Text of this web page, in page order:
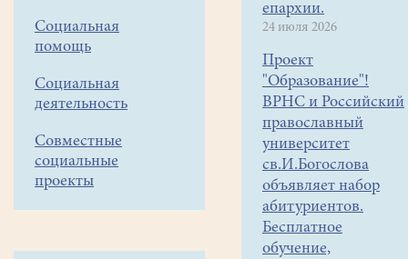
Социальная
помощь
Социальная
деятельность
Совместные
социальные
проекты
епархии.
24 июля 2026
Проект
"Образование"!
ВРНС и Российский
православный
университет
св.И.Богослова
объявляет набор
абитуриентов.
Бесплатное
обучение,